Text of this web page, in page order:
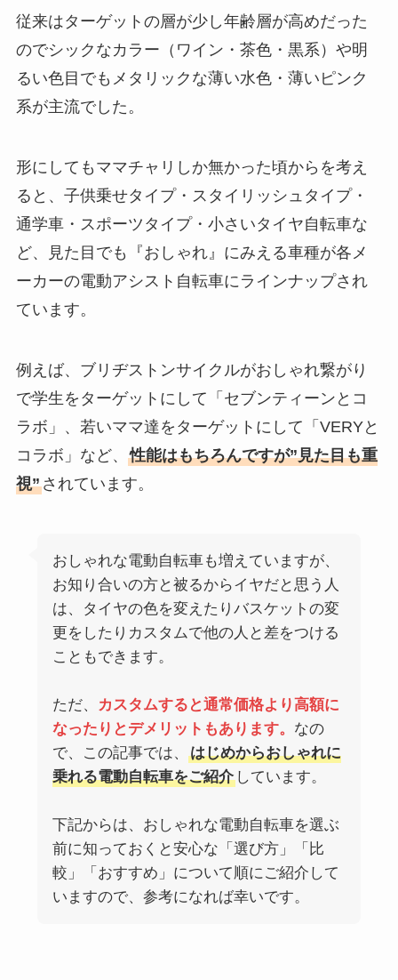
従来はターゲットの層が少し年齢層が高めだった
のでシックなカラー（ワイン・茶色・黒系）や明
るい色目でもメタリックな薄い水色・薄いピンク
系が主流でした。
形にしてもママチャリしか無かった頃からを考え
ると、子供乗せタイプ・スタイリッシュタイプ・
通学車・スポーツタイプ・小さいタイヤ自転車な
ど、見た目でも『おしゃれ』にみえる車種が各メ
ーカーの電動アシスト自転車にラインナップされ
ています。
例えば、ブリヂストンサイクルがおしゃれ繋がり
で学生をターゲットにして「セブンティーンとコ
ラボ」、若いママ達をターゲットにして「VERYと
コラボ」など、 性能はもちろんですが”見た目も重
視”されています。
おしゃれな電動自転車も増えていますが、
お知り合いの方と被るからイヤだと思う人
は、タイヤの色を変えたりバスケットの変
更をしたりカスタムで他の人と差をつける
こともできます。
ただ、
カスタムすると通常価格より高額に
なったりとデメリットもあります。 なの
で、この記事では、
はじめからおしゃれに
乗れる電動自転車をご紹介しています。
下記からは、おしゃれな電動自転車を選ぶ
前に知っておくと安心な「選び方」「比
較」「おすすめ」について順にご紹介して
いますので、参考になれば幸いです。